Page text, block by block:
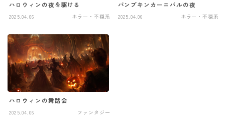
ハロウィンの夜を駆ける
2025.04.06 ホラー・不穏系
パンプキンカーニバルの夜
2025.04.06 ホラー・不穏系
ハロウィンの舞踏会
2025.04.06 ファンタジー